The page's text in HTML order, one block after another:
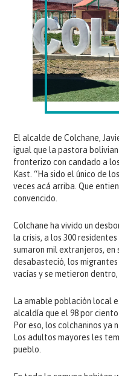
El alcalde de Colchane,
igual que la pastora
fronterizo con candado a
Kast. “Ha sido el único de
veces acá arriba. Que
convencido.
Colchane ha vivido un
la crisis, a los 300
sumaron mil extranjeros, en
desabasteció, los
vacías y se metieron
La amable población local
alcaldía que el 98 por
Por eso, los colchaninos ya
Los adultos mayores les
pueblo.